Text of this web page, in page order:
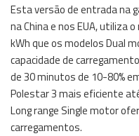
Esta versão de entrada na
na China e nos EUA, utiliza
kWh que os modelos Dual
capacidade de
de 30 minutos de 10-80%
Polestar 3 mais eficiente
Long range Single motor
carregamentos.